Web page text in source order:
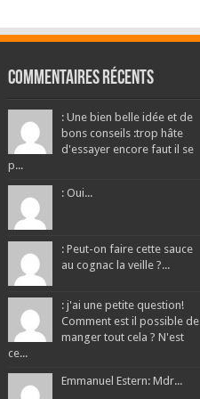
Commentaires récents
: Une bien belle idée et de
bons conseils :trop hâte
d'essayer encore faut il se
p...
: Oui...
: Peut-on faire cette sauce
au cognac la veille ?...
: j'ai une petite question!
Comment est il possible de
manger tout cela ? N'est
ce...
Emmanuel Estern: Mdr...